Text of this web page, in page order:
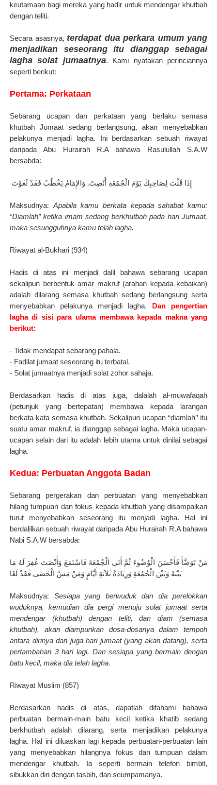
keutamaan bagi mereka yang hadir untuk mendengar khutbah
dengan teliti.
Secara asasnya, terdapat dua perkara umum yang
menjadikan seseorang itu dianggap sebagai
lagha solat jumaatnya. Kami nyatakan perinciannya
seperti berikut:
Pertama: Perkataan
Sebarang ucapan dan perkataan yang berlaku semasa
khutbah Jumaat sedang berlangsung, akan menyebabkan
pelakunya menjadi lagha. Ini berdasarkan sebuah riwayat
daripada Abu Hurairah R.A bahawa Rasulullah S.A.W
bersabda:
إِذَا قُلْتَ لِصَاحِبِكَ يَوْمَ الْجُمُعَةِ أَنْصِتْ‏.‏ وَالإِمَامُ يَخْطُبُ فَقَدْ لَغَوْتَ ‏
Maksudnya:Apabila kamu berkata kepada sahabat kamu:
“Diamlah” ketika imam sedang berkhutbah pada hari Jumaat,
maka sesungguhnya kamu telah lagha.
Riwayat al-Bukhari (934)
Hadis di atas ini menjadi dalil bahawa sebarang ucapan
sekalipun berbentuk amar makruf (arahan kepada kebaikan)
adalah dilarang semasa khutbah sedang berlangsung serta
menyebabkan pelakunya menjadi lagha. Dan pengertian
lagha di sisi para ulama membawa kepada makna yang
berikut:
- Tidak mendapat sebarang pahala.
- Fadilat jumaat seseorang itu terbatal.
- Solat jumaatnya menjadi solat zohor sahaja.
Berdasarkan hadis di atas juga, dalalah al-muwafaqah
(petunjuk yang bertepatan) membawa kepada larangan
berkata-kata semasa khutbah. Sekalipun ucapan ‘‘diamlah’’ itu
suatu amar makruf, ia dianggap sebagai lagha. Maka ucapan-
ucapan selain dari itu adalah lebih utama untuk dinilai sebagai
lagha.
Kedua: Perbuatan Anggota Badan
Sebarang pergerakan dan perbuatan yang menyebabkan
hilang tumpuan dan fokus kepada khutbah yang disampaikan
turut menyebabkan seseorang itu menjadi lagha. Hal ini
berdalilkan sebuah riwayat daripada Abu Hurairah R.A bahawa
Nabi S.A.W bersabda:
مَنْ تَوَضَّأَ فَأَحْسَنَ الْوُضُوءَ ثُمَّ أَتَى الْجُمُعَةَ فَاسْتَمَعَ وَأَنْصَتَ غُفِرَ لَهُ مَا
بَيْنَهُ وَبَيْنَ الْجُمُعَةِ وَزِيَادَةُ ثَلاَثَةِ أَيَّامٍ وَمَنْ مَسَّ الْحَصَى فَقَدْ لَغَا
Maksudnya: Sesiapa yang berwuduk dan dia perelokkan
wuduknya, kemudian dia pergi menuju solat jumaat serta
mendengar (khutbah) dengan teliti, dan diam (semasa
khutbah), akan diampunkan dosa-dosanya dalam tempoh
antara dirinya dan juga hari jumaat (yang akan datang), serta
pertambahan 3 hari lagi. Dan sesiapa yang bermain dengan
batu kecil, maka dia telah lagha.
Riwayat Muslim (857)
Berdasarkan hadis di atas, dapatlah difahami bahawa
perbuatan bermain-main batu kecil ketika khatib sedang
berkhutbah adalah dilarang, serta menjadikan pelakunya
lagha. Hal ini diluaskan lagi kepada perbuatan-perbuatan lain
yang menyebabkan hilangnya fokus dan tumpuan dalam
mendengar khutbah. Ia seperti bermain telefon bimbit,
sibukkan diri dengan tasbih, dan seumpamanya.